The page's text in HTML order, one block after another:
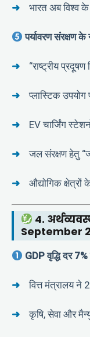
भारत अब विश्व
पर्यावरण संरक्षण
“राष्ट्रीय
प्लास्टिक
EV चार्जिंग
जल संरक्षण हेतु
औद्योगिक क्षेत्रों
4.
September
GDP वृद्धि दर
वित्त मंत्रालय ने
कृषि, सेवा और